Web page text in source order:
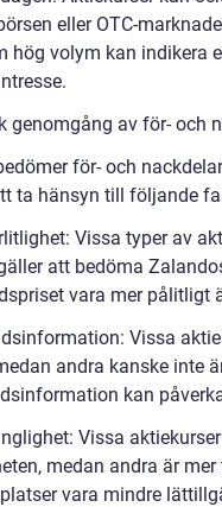
eller OTC-
hög volym kan indikera
genomgång av för- och
för- och
ta hänsyn till följande
Vissa typer av
att bedöma
vara mer pålitligt
Vissa
andra kanske inte
kan
Vissa
medan andra är
vara mindre